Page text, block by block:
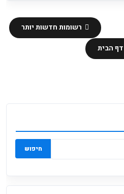
רשומות חדשות יותר
דף הבית
חיפוש